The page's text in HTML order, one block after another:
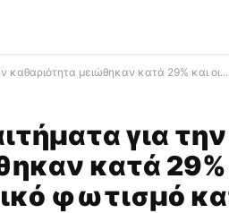
καθαριότητα μειώθηκαν κατά 29% και οι...
για την
κατά 29%
φωτισμό